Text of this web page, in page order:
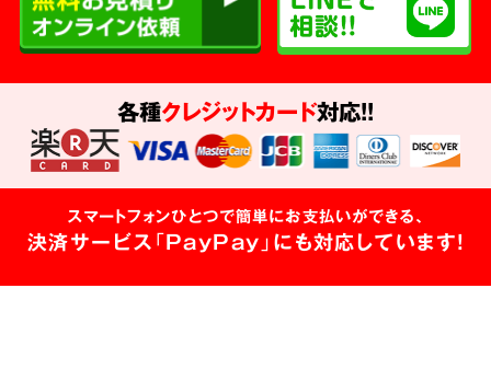
各種クレジットカード対応!!
スマートフォンひとつで簡単にお支払いができる、
決済サービス「PayPay」にも対応しています!